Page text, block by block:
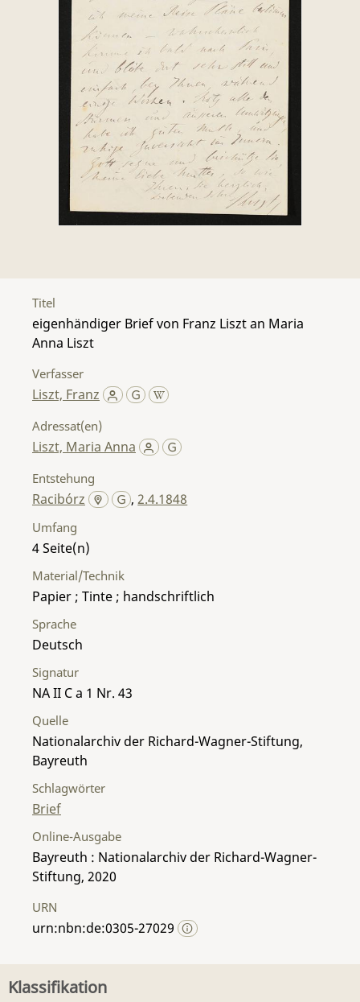
Titel
eigenhändiger Brief von Franz Liszt an Maria
Anna Liszt
Verfasser
Liszt, Franz
Adressat(en)
Liszt, Maria Anna
Entstehung
Racibórz ,2.4.1848
Umfang
4
Material/Technik
Papier ; Tinte ; handschriftlich
Sprache
Deutsch
Signatur
NA II C a 1 Nr. 43
Quelle
Nationalarchiv der Richard-Wagner-Stiftung,
Bayreuth
Schlagwörter
Brief
Online-Ausgabe
Bayreuth : Nationalarchiv der Richard-Wagner-
Stiftung, 2020
URN
urn:nbn:de:0305-27029
Klassifikation